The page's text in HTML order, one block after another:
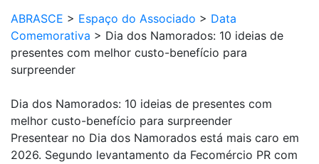
ABRASCE > Espaço do Associado > Data
Comemorativa > Dia dos Namorados: 10 ideias de
presentes com melhor custo-benefício para
surpreender
Dia dos Namorados: 10 ideias de presentes com
melhor custo-benefício para surpreender
Presentear no Dia dos Namorados está mais caro em
2026. Segundo levantamento da Fecomércio PR com